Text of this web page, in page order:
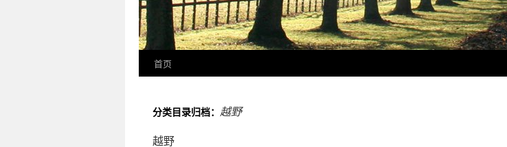
首页
分类目录归档： 越野
越野